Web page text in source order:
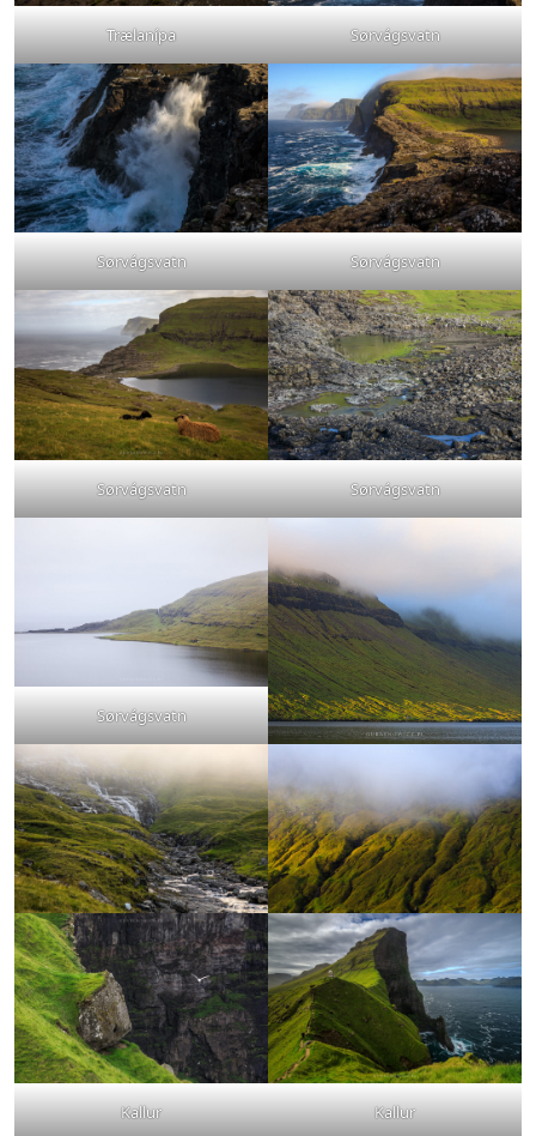
Trælanípa Sørvágsvatn
Sørvágsvatn Sørvágsvatn
Sørvágsvatn Sørvágsvatn
Sørvágsvatn
Kallur Kallur